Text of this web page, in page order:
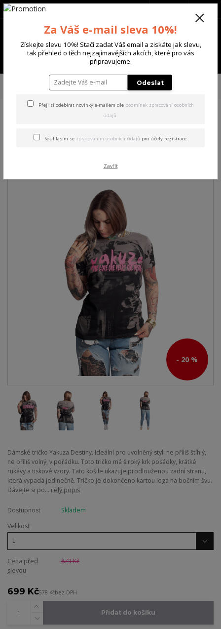
Menu
+420 702 136 620
TRIČKA & TÍLKA
Yakuza dámské tílko Destiny Long Tail
T-Shirt steel/gray L
Long Tail T-Shirt steel/gray L
- 20 %
Dámské tričko Yakuza Destiny. Ideální pro uvolněný styl: ne příliš štíhlý,
ne příliš volný, v pořádku. Toto tričko má široký krk posádky, krátké
rukávy a tiskové vzory. Tato košile ukazuje prodlouženou zadní stranu,
která vypadá jedinečně. Tričko je dokončeno kartou loga na bočním švu.
Dávejte si po... celý popis
Dostupnost
Skladem
Velikost
Cena před
slevou
873 Kč
699 Kč578 Kčbez DPH
Přidat do košíku
Za Váš e-mail sleva 10%!
Získejte slevu 10%! Stačí zadat Váš email a ziskáte jak slevu,
tak přehled o těch nejzajímavějších akcích, které pro vás
připravujeme.
Odeslat
Přeji si odebírat novinky e-mailem dle podmínek zpracování osobních
údajů.
Souhlasím se zpracováním osobních údajů pro účely registrace.
Zavřít